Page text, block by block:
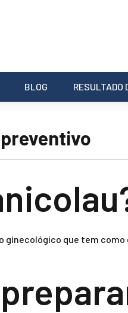
BLOG RESULTADO
ginecológico que tem como